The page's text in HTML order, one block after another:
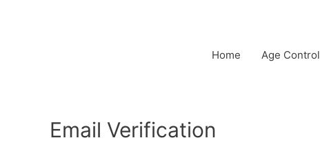
Home Age Control
Email Verification